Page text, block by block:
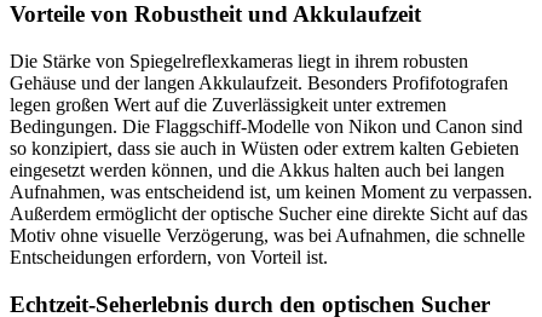
Vorteile von Robustheit und Akkulaufzeit
Die Stärke von Spiegelreflexkameras liegt in ihrem robusten
Gehäuse und der langen Akkulaufzeit. Besonders Profifotografen
legen großen Wert auf die Zuverlässigkeit unter extremen
Bedingungen. Die Flaggschiff-Modelle von Nikon und Canon sind
so konzipiert, dass sie auch in Wüsten oder extrem kalten Gebieten
eingesetzt werden können, und die Akkus halten auch bei langen
Aufnahmen, was entscheidend ist, um keinen Moment zu verpassen.
Außerdem ermöglicht der optische Sucher eine direkte Sicht auf das
Motiv ohne visuelle Verzögerung, was bei Aufnahmen, die schnelle
Entscheidungen erfordern, von Vorteil ist.
Echtzeit-Seherlebnis durch den optischen Sucher